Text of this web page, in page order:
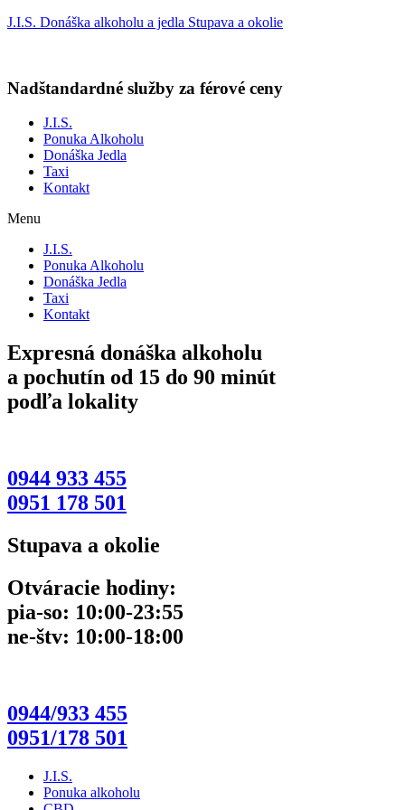
J.I.S. Donáška alkoholu a jedla Stupava a okolie
Nadštandardné služby za férové ceny
J.I.S.
Ponuka Alkoholu
Donáška Jedla
Taxi
Kontakt
Menu
J.I.S.
Ponuka Alkoholu
Donáška Jedla
Taxi
Kontakt
Expresná donáška alkoholu
a pochutín od 15 do 90 minút
podľa lokality
0944 933 455
0951 178 501
Stupava a okolie
Otváracie hodiny:
pia-so: 10:00-23:55
ne-štv: 10:00-18:00
0944/933 455
0951/178 501
J.I.S.
Ponuka alkoholu